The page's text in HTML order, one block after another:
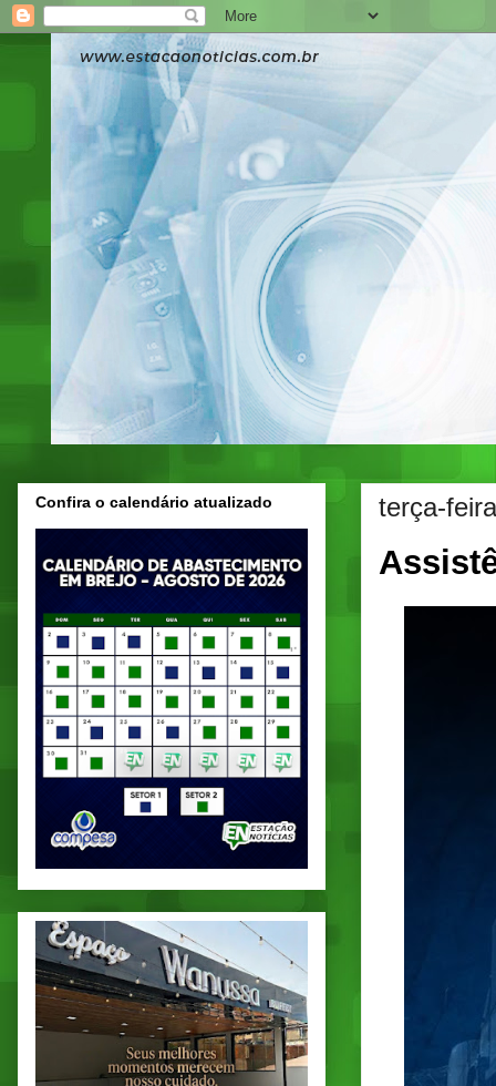
terça-
Confira o calendário atualizado